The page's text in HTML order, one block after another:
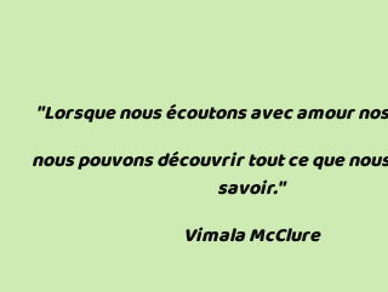
"Lorsque nous écoutons avec amour
nous pouvons découvrir tout ce que
savoir."
Vimala McClure